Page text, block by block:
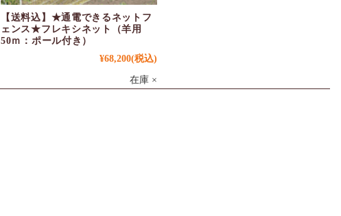
【送料込】★通電できるネットフ
ェンス★フレキシネット（羊用
50ｍ：ポール付き）
¥68,200(税込)
在庫 ×